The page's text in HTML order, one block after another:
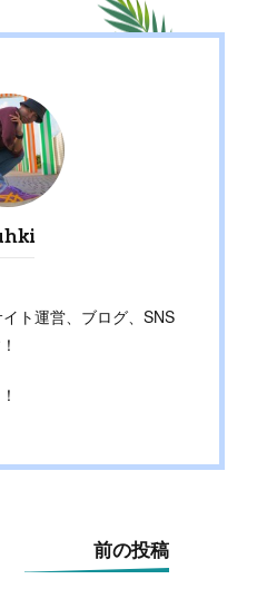
ト運営、ブログ、SNS
前の投稿